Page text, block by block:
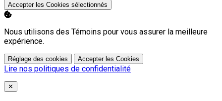
Accepter les Cookies sélectionnés
Nous utilisons des Témoins pour vous assurer la meilleure
expérience.
Réglage des cookies Accepter les Cookies
Lire nos politiques de confidentialité
Close
✕